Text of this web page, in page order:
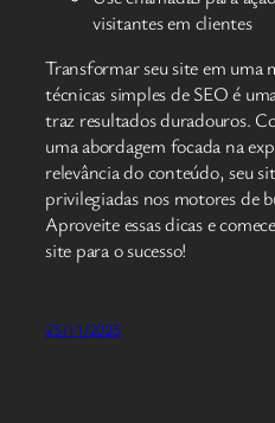
visitantes em clientes
Transformar seu site em uma
técnicas simples de SEO é
traz resultados duradouros.
uma abordagem focada na
relevância do conteúdo, seu
privilegiadas nos motores de
Aproveite essas dicas e
site para o sucesso!
25/11/2025